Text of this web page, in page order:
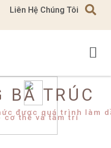
Liên Hệ Chúng Tôi
BÁ TRÚC
được quá trình làm
cơ thể và tâm trí